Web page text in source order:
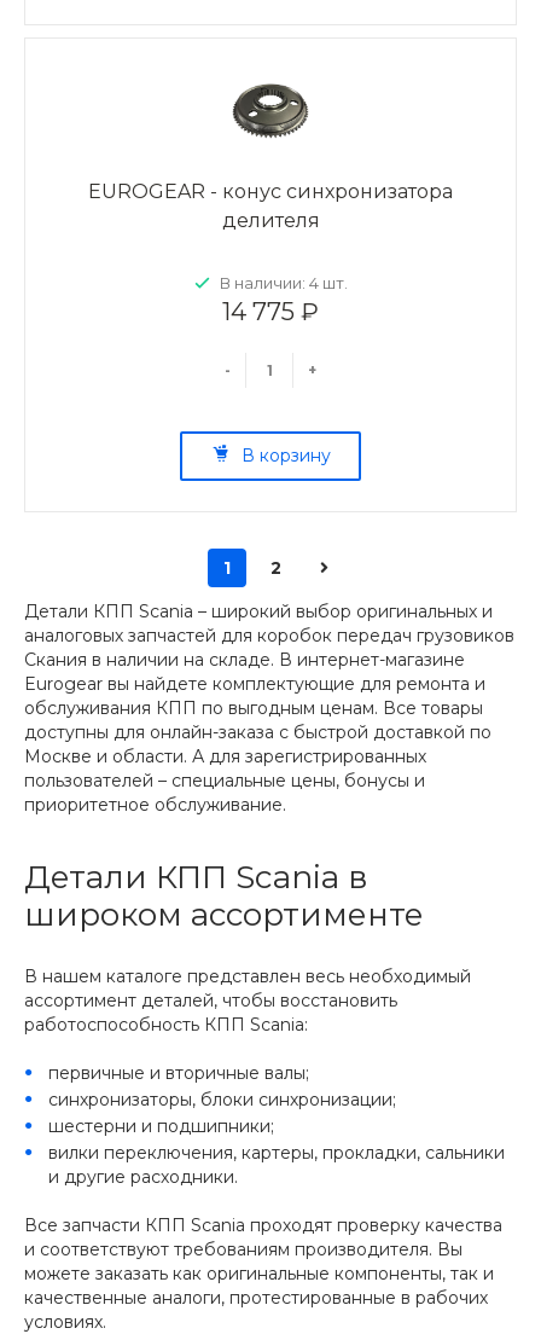
EUROGEAR - конус синхронизатора
делителя
В наличии: 4 шт.
14 775 ₽
- +
В корзину
1
2
Детали КПП Scania – широкий выбор оригинальных и
аналоговых запчастей для коробок передач грузовиков
Скания в наличии на складе. В интернет-магазине
Eurogear вы найдете комплектующие для ремонта и
обслуживания КПП по выгодным ценам. Все товары
доступны для онлайн-заказа с быстрой доставкой по
Москве и области. А для зарегистрированных
пользователей – специальные цены, бонусы и
приоритетное обслуживание.
Детали КПП Scania в
широком ассортименте
В нашем каталоге представлен весь необходимый
ассортимент деталей, чтобы восстановить
работоспособность КПП Scania:
первичные и вторичные валы;
синхронизаторы, блоки синхронизации;
шестерни и подшипники;
вилки переключения, картеры, прокладки, сальники
и другие расходники.
Все запчасти КПП Scania проходят проверку качества
и соответствуют требованиям производителя. Вы
можете заказать как оригинальные компоненты, так и
качественные аналоги, протестированные в рабочих
условиях.